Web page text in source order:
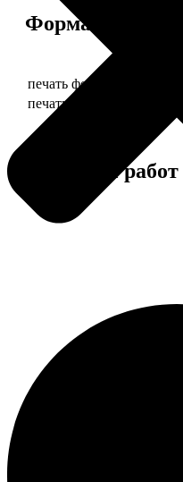
Форматы и цены
печать фото на холсте
печать фото на холсте
Примеры работ